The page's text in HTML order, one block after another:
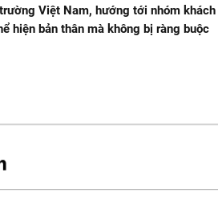
Việt Nam, hướng tới nhóm khách
hiện bản thân mà không bị ràng buộc